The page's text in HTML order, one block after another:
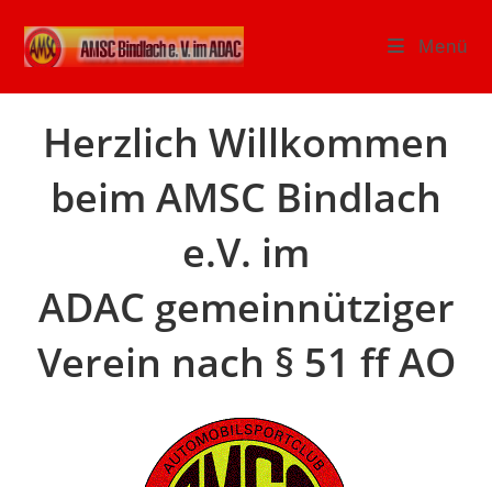
Inhalt
springen
Menü
Herzlich Willkommen
beim AMSC Bindlach
e.V. im
ADAC gemeinnütziger
Verein nach § 51 ff AO